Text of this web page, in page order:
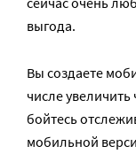
выгода.
Вы создаете
числе
бойтесь
мобильной